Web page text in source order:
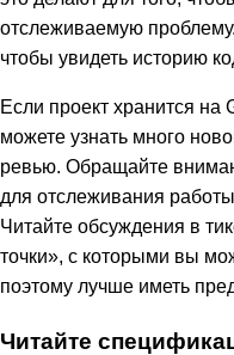
отслеживаемую
чтобы увидеть историю
Если проект хранится
можете узнать много
ревью. Обращайте
для отслеживания
Читайте обсуждения в
точки», с которыми вы
поэтому лучше иметь
Читайте